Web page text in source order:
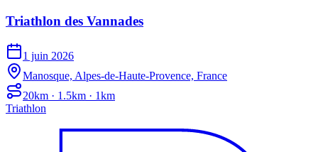
Triathlon des Vannades
1 juin 2026
Manosque, Alpes-de-Haute-Provence, France
20km · 1.5km · 1km
Triathlon